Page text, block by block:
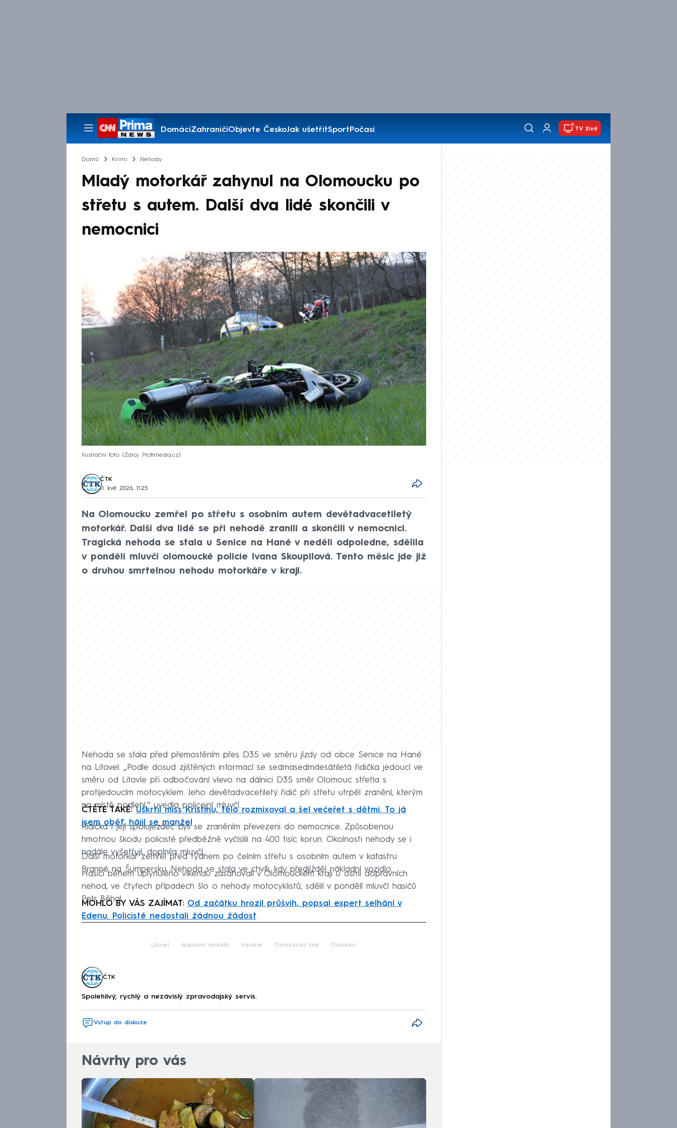
DomácíZahraničíObjevte ČeskoJak ušetřitSportPočasí
Pořady
TV živě
Domů Krimi Nehody
Mladý motorkář zahynul na Olomoucku po
střetu s autem. Další dva lidé skončili v
nemocnici
Ilustrační foto Zdroj: Profimedia.cz
ČTK
11. kvě 2026, 11:25
Na Olomoucku zemřel po střetu s osobním autem devětadvacetiletý
motorkář. Další dva lidé se při nehodě zranili a skončili v nemocnici.
Tragická nehoda se stala u Senice na Hané v neděli odpoledne, sdělila
v pondělí mluvčí olomoucké policie Ivana Skoupilová. Tento měsíc jde již
o druhou smrtelnou nehodu motorkáře v kraji.
Nehoda se stala před přemostěním přes D35 ve směru jízdy od obce Senice na Hané
na Litovel. „Podle dosud zjištěných informací se sedmasedmdesátiletá řidička jedoucí ve
směru od Litovle při odbočování vlevo na dálnici D35 směr Olomouc střetla s
protijedoucím motocyklem. Jeho devětadvacetiletý řidič při střetu utrpěl zranění, kterým
na místě podlehl,“ uvedla policejní mluvčí.
ČTĚTE TAKÉ:Uškrtil miss Kristinu, tělo rozmixoval a šel večeřet s dětmi. To já
jsem oběť, hájil se manžel
Řidička i její spolujezdec byli se zraněním převezeni do nemocnice. Způsobenou
hmotnou škodu policisté předběžně vyčíslili na 400 tisíc korun. Okolnosti nehody se i
nadále vyšetřují, doplnila mluvčí.
Další motorkář zemřel před týdnem po čelním střetu s osobním autem v katastru
Branné na Šumpersku. Nehoda se stala ve chvíli, kdy předjížděl nákladní vozidlo.
Hasiči během uplynulého víkendu zasahovali v Olomouckém kraji u osmi dopravních
nehod, ve čtyřech případech šlo o nehody motocyklistů, sdělil v pondělí mluvčí hasičů
Petr Běhal.
MOHLO BY VÁS ZAJÍMAT: Od začátku hrozil průšvih, popsal expert selhání v
Edenu. Policisté nedostali žádnou žádost
Litovel dopravní nehoda havárie Olomoucký kraj Olomouc
ČTK
Spolehlivý, rychlý a nezávislý zpravodajský servis.
Vstup do diskuze
Návrhy pro vás